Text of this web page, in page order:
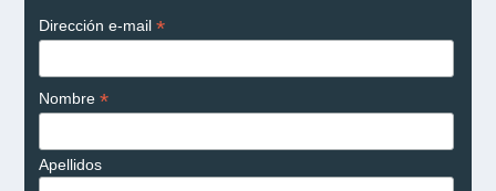
Dirección e-mail *
Nombre *
Apellidos